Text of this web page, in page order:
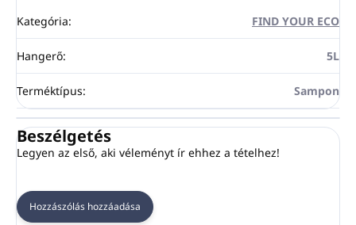
Kategória: FIND YOUR ECO
Hangerő: 5L
Terméktípus: Sampon
Beszélgetés
Legyen az első, aki véleményt ír ehhez a tételhez!
Hozzászólás hozzáadása